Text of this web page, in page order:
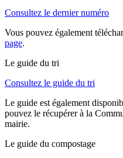
Consultez le dernier numéro
Vous pouvez également
page.
Le guide du tri
Consultez le guide du tri
Le guide est également
pouvez le récupérer à la
mairie.
Le guide du compostage